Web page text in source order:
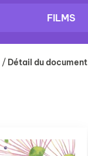
FILMS
/ Détail du document